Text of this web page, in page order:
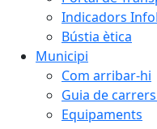
Indicadors
Bústia ètica
Municipi
Com arribar-hi
Guia de
Equipaments